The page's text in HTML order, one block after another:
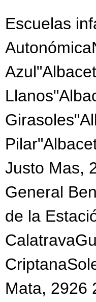
Escuelas
Justo Mas,
General
de la
Mata, 2926